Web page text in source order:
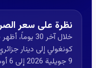
نظرة على سعر الصرف
خلال آخر 30
9 جويلية 2026 إلى 6 أوت 2026.